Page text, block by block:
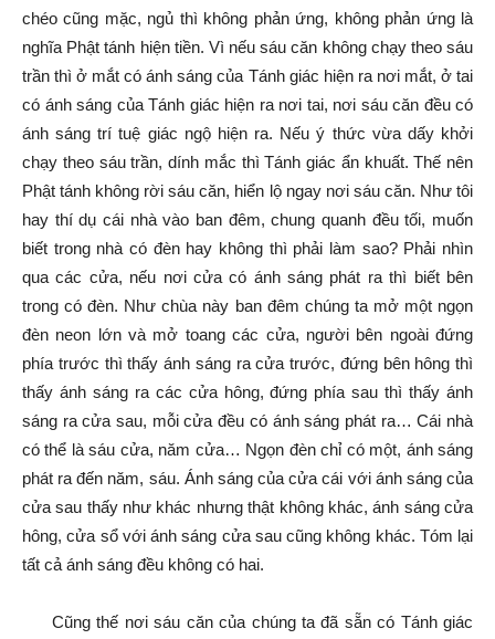
chéo cũng mặc, ngủ thì không phản ứng, không phản ứng là
nghĩa Phật tánh hiện tiền. Vì nếu sáu căn không chạy theo sáu
trần thì ở mắt có ánh sáng của Tánh giác hiện ra nơi mắt, ở tai
có ánh sáng của Tánh giác hiện ra nơi tai, nơi sáu căn đều có
ánh sáng trí tuệ giác ngộ hiện ra. Nếu ý thức vừa dấy khởi
chạy theo sáu trần, dính mắc thì Tánh giác ẩn khuất. Thế nên
Phật tánh không rời sáu căn, hiển lộ ngay nơi sáu căn. Như tôi
hay thí dụ cái nhà vào ban đêm, chung quanh đều tối, muốn
biết trong nhà có đèn hay không thì phải làm sao? Phải nhìn
qua các cửa, nếu nơi cửa có ánh sáng phát ra thì biết bên
trong có đèn. Như chùa này ban đêm chúng ta mở một ngọn
đèn neon lớn và mở toang các cửa, người bên ngoài đứng
phía trước thì thấy ánh sáng ra cửa trước, đứng bên hông thì
thấy ánh sáng ra các cửa hông, đứng phía sau thì thấy ánh
sáng ra cửa sau, mỗi cửa đều có ánh sáng phát ra… Cái nhà
có thể là sáu cửa, năm cửa… Ngọn đèn chỉ có một, ánh sáng
phát ra đến năm, sáu. Ánh sáng của cửa cái với ánh sáng của
cửa sau thấy như khác nhưng thật không khác, ánh sáng cửa
hông, cửa sổ với ánh sáng cửa sau cũng không khác. Tóm lại
tất cả ánh sáng đều không có hai.
Cũng thế nơi sáu căn của chúng ta đã sẵn có Tánh giác